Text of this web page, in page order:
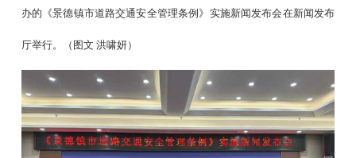
办的《景德镇市道路交通安全管理条例》实施新闻发布会在新闻发布
厅举行。（图文 洪啸妍）